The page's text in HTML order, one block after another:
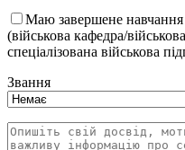
Маю завершене навчання
(військова кафедра/
спеціалізована військова
Звання